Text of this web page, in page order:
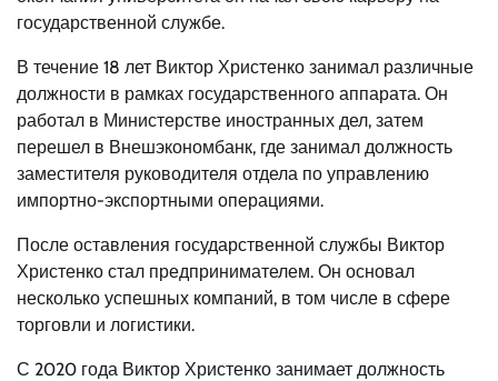
государственной службе.
В течение 18 лет Виктор Христенко занимал различные
должности в рамках государственного аппарата. Он
работал в Министерстве иностранных дел, затем
перешел в Внешэкономбанк, где занимал должность
заместителя руководителя отдела по управлению
импортно-экспортными операциями.
После оставления государственной службы Виктор
Христенко стал предпринимателем. Он основал
несколько успешных компаний, в том числе в сфере
торговли и логистики.
С 2020 года Виктор Христенко занимает должность